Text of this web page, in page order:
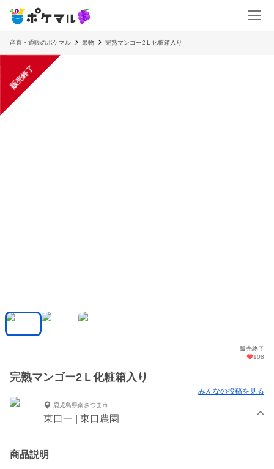
産直・通販のポケマル 果物 完熟マンゴー2Ｌ化粧箱入り
販売終了
販売終了
108
完熟マンゴー2Ｌ化粧箱入り
みんなの投稿を見る
鹿児島県南さつま市
東口一 | 東口農園
商品説明